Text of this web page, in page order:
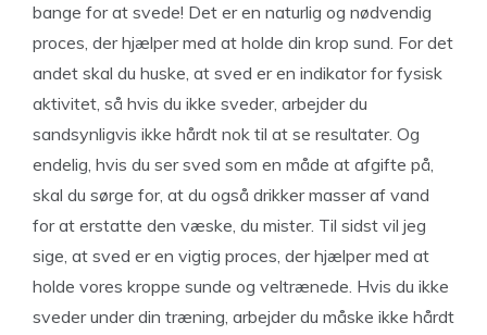
bange for at svede! Det er en naturlig og nødvendig
proces, der hjælper med at holde din krop sund. For det
andet skal du huske, at sved er en indikator for fysisk
aktivitet, så hvis du ikke sveder, arbejder du
sandsynligvis ikke hårdt nok til at se resultater. Og
endelig, hvis du ser sved som en måde at afgifte på,
skal du sørge for, at du også drikker masser af vand
for at erstatte den væske, du mister. Til sidst vil jeg
sige, at sved er en vigtig proces, der hjælper med at
holde vores kroppe sunde og veltrænede. Hvis du ikke
sveder under din træning, arbejder du måske ikke hårdt